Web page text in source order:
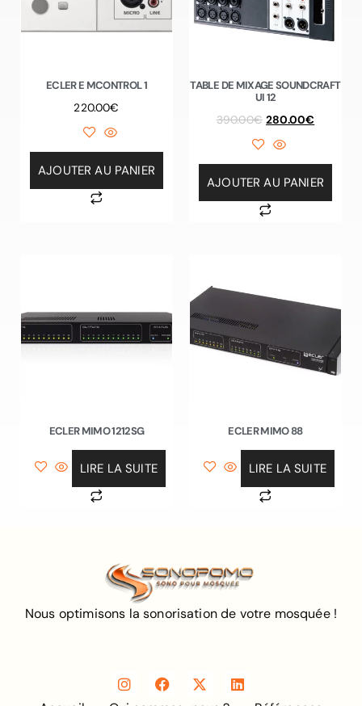
ECLER E MCONTROL 1
220.00€
AJOUTER AU PANIER
TABLE DE MIXAGE SOUNDCRAFT
UI 12
390.00€ 280.00€
AJOUTER AU PANIER
ECLER MIMO 1212SG
LIRE LA SUITE
ECLER MIMO 88
LIRE LA SUITE
Nous optimisons la sonorisation de votre mosquée !